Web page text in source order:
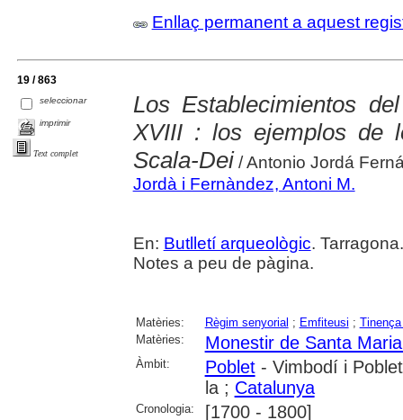
Enllaç permanent a aquest
19 / 863
seleccionar
imprimir
Text complet
Los Establecimientos
XVIII : los ejemplos de
Scala-Dei/ Antonio Jordá
Jordà i Fernàndez, Antoni M.
En: Butlletí arqueològic.
Notes a peu de pàgina.
Matèries: Règim senyorial ; Emfiteusi ;
Matèries:
Monestir de Santa
Àmbit: Poblet- Vimbodí i
la ; Catalunya
Cronologia: [1700 - 1800]